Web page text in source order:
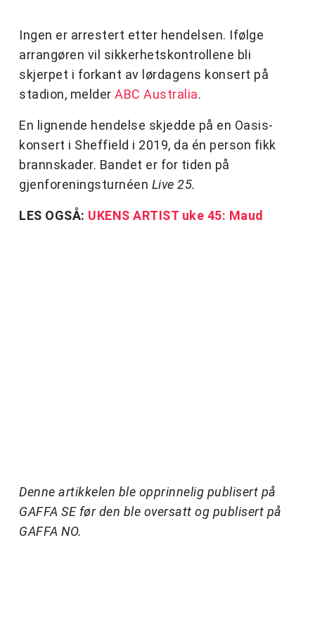
Ingen er arrestert etter hendelsen. Ifølge
arrangøren vil sikkerhetskontrollene bli
skjerpet i forkant av lørdagens konsert på
stadion, melder ABC Australia.
En lignende hendelse skjedde på en Oasis-
konsert i Sheffield i 2019, da én person fikk
brannskader. Bandet er for tiden på
gjenforeningsturnéen Live 25.
LES OGSÅ: UKENS ARTIST uke 45: Maud
Denne artikkelen ble opprinnelig publisert på
GAFFA SE før den ble oversatt og publisert på
GAFFA NO.